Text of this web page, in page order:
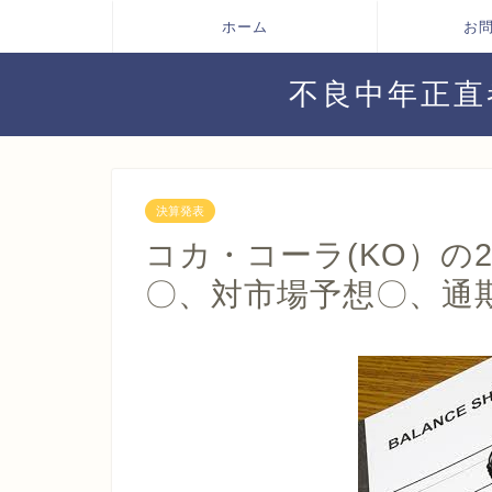
ホーム お
不良中年正
決算発表
コカ・コーラ(KO）
〇、対市場予想〇、